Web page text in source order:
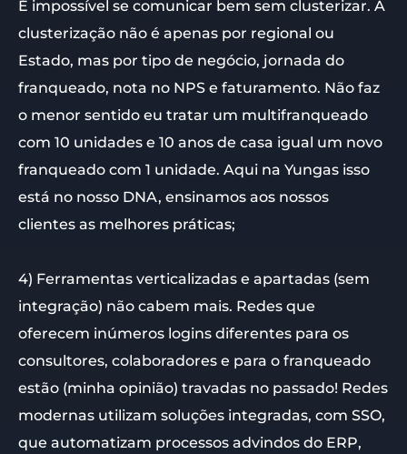
É impossível se comunicar bem sem clusterizar. A
clusterização não é apenas por regional ou
Estado, mas por tipo de negócio, jornada do
franqueado, nota no NPS e faturamento. Não faz
o menor sentido eu tratar um multifranqueado
com 10 unidades e 10 anos de casa igual um novo
franqueado com 1 unidade. Aqui na Yungas isso
está no nosso DNA, ensinamos aos nossos
clientes as melhores práticas;
4) Ferramentas verticalizadas e apartadas (sem
integração) não cabem mais. Redes que
oferecem inúmeros logins diferentes para os
consultores, colaboradores e para o franqueado
estão (minha opinião) travadas no passado! Redes
modernas utilizam soluções integradas, com SSO,
que automatizam processos advindos do ERP,